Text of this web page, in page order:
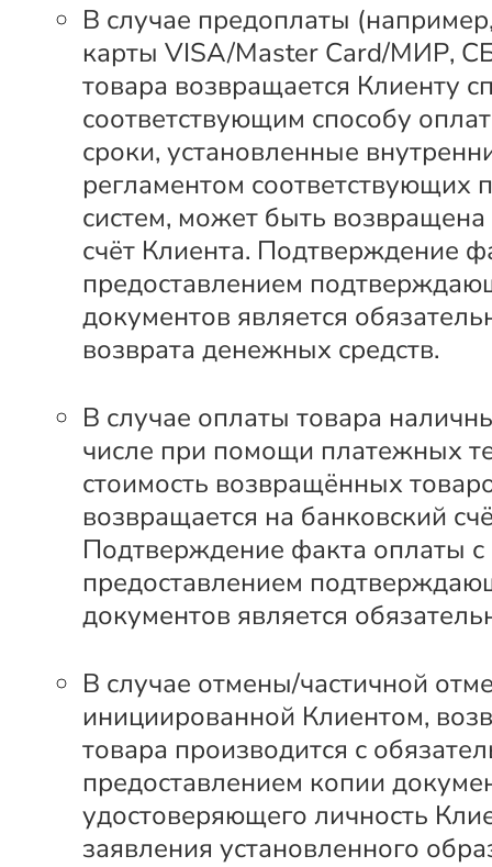
В случае предоплаты
карты VISA/Master Card/МИР,
товара возвращается Клиенту
соответствующим способу
сроки, установленные
регламентом соответствующих
систем, может быть
счёт Клиента. Подтверждение
предоставлением
документов является
возврата денежных средств.
В случае оплаты товара
числе при помощи платежных
стоимость возвращённых
возвращается на банковский
Подтверждение факта оплаты с
предоставлением
документов является
В случае отмены/частичной
инициированной Клиентом,
товара производится с
предоставлением копии
удостоверяющего личность
заявления установленного